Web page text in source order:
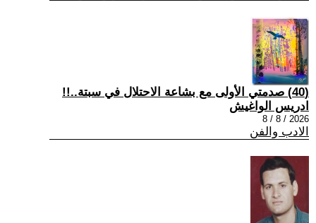
(40) صدمتي الأولى مع بشاعة الاحتلال في سبتة..!!
ادريس الواغيش
2026 / 8 / 8
الادب والفن